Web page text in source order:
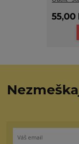
55,00